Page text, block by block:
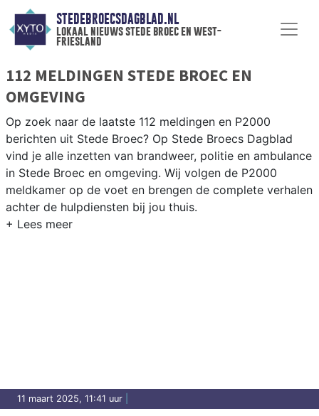
STEDEBROECSDAGBLAD.NL
lokaal nieuws stede broec en west-
friesland
112 MELDINGEN STEDE BROEC EN
OMGEVING
Op zoek naar de laatste 112 meldingen en P2000
berichten uit Stede Broec? Op Stede Broecs Dagblad
vind je alle inzetten van brandweer, politie en ambulance
in Stede Broec en omgeving. Wij volgen de P2000
meldkamer op de voet en brengen de complete verhalen
achter de hulpdiensten bij jou thuis.
11 maart 2025, 11:41 uur